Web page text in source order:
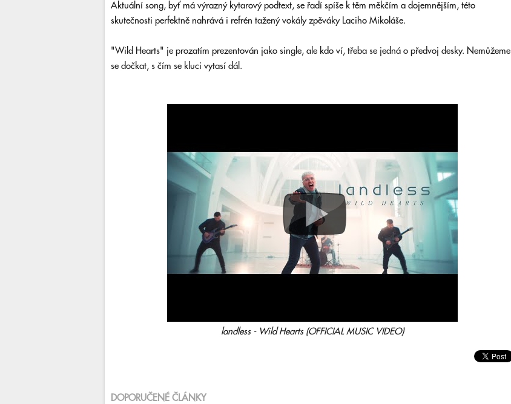
Aktuální song, byť má výrazný kytarový podtext, se řadí spíše k těm měkčím a dojemnějším, této
skutečnosti perfektně nahrává i refrén tažený vokály zpěváky Laciho Mikoláše.
"Wild Hearts" je prozatím prezentován jako single, ale kdo ví, třeba se jedná o předvoj desky. Nemůžeme
se dočkat, s čím se kluci vytasí dál.
landless - Wild Hearts (OFFICIAL MUSIC VIDEO)
DOPORUČENÉ ČLÁNKY